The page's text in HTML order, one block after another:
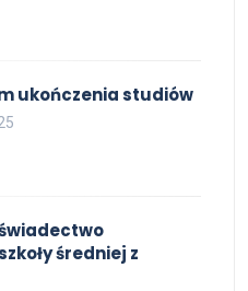
ukończenia studiów
średniej z